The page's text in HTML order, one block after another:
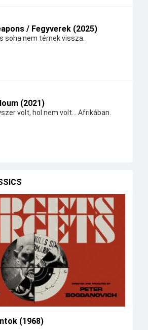
/ Fegyverek (2025)
soha nem térnek vissza.
(2021)
volt, hol nem volt... Afrikában.
(1968)